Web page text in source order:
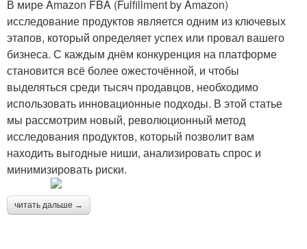
В мире Amazon FBA (Fulfillment by Amazon)
исследование продуктов является одним из ключевых
этапов, который определяет успех или провал вашего
бизнеса. С каждым днём конкуренция на платформе
становится всё более ожесточённой, и чтобы
выделяться среди тысяч продавцов, необходимо
использовать инновационные подходы. В этой статье
мы рассмотрим новый, революционный метод
исследования продуктов, который позволит вам
находить выгодные ниши, анализировать спрос и
минимизировать риски.
читать дальше →